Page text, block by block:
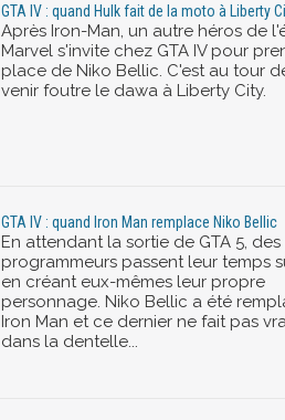
GTA IV : quand Hulk fait de la moto à Liberty
Après Iron-Man, un autre héros de
Marvel s'invite chez GTA IV pour
place de Niko Bellic. C'est au tour
venir foutre le dawa à Liberty City.
GTA IV : quand Iron Man remplace Niko Bellic
En attendant la sortie de GTA 5,
programmeurs passent leur temps
en créant eux-mêmes leur propre
personnage. Niko Bellic a été
Iron Man et ce dernier ne fait pas
dans la dentelle...